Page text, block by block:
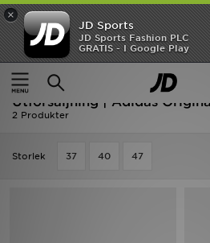
×
JD Sports
JD Sports Fashion PLC
GRATIS - I Google Play
Ny termin, ny stil Essentials för skolstarten
Hem
Utförsäljning | Adidas Originals
Utförsäljning | Adidas
2 Produkter
Storlek 37 40 47
Hem
Rea
Nyheter